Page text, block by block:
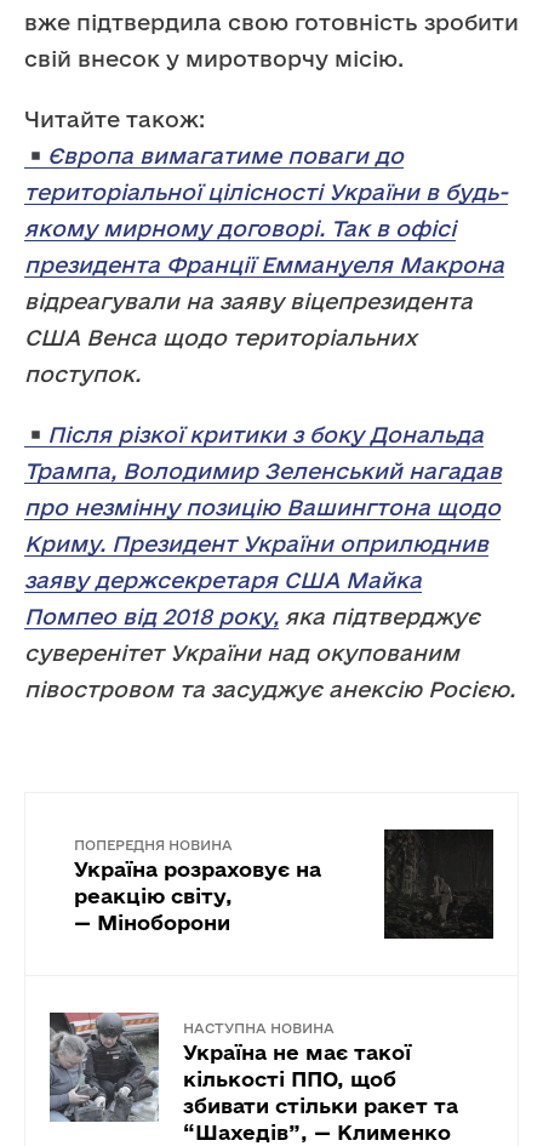
вже підтвердила свою готовність зробити
свій внесок у миротворчу місію.
Читайте також:
Європа вимагатиме поваги до
територіальної цілісності України в будь-
якому мирному договорі. Так в офісі
президента Франції Еммануеля Макрона
відреагували на заяву віцепрезидента
США Венса щодо територіальних
поступок.
Після різкої критики з боку Дональда
Трампа, Володимир Зеленський нагадав
про незмінну позицію Вашингтона щодо
Криму. Президент України оприлюднив
заяву держсекретаря США Майка
Помпео від 2018 року, яка підтверджує
суверенітет України над окупованим
півостровом та засуджує анексію Росією.
ПОПЕРЕДНЯ НОВИНА
Україна розраховує на
реакцію світу,
— Міноборони
НАСТУПНА НОВИНА
Україна не має такої
кількості ППО, щоб
збивати стільки ракет та
“Шахедів”, — Клименко